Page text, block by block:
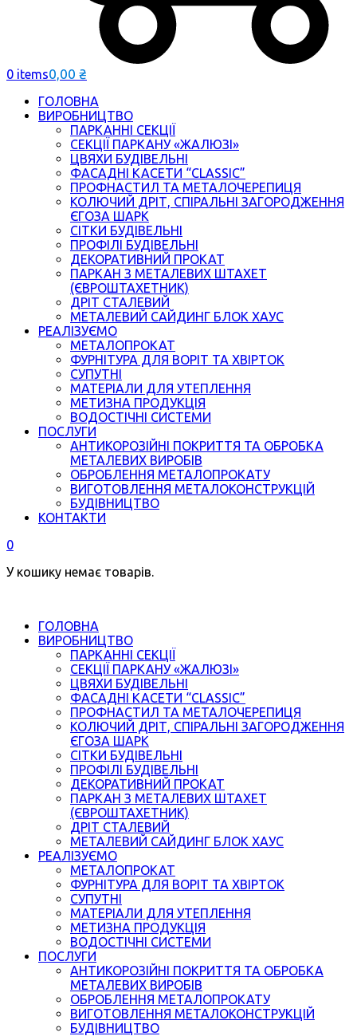
0 items0,00 ₴
ГОЛОВНА
ВИРОБНИЦТВО
ПАРКАННІ СЕКЦІЇ
СЕКЦІЇ ПАРКАНУ «ЖАЛЮЗІ»
ЦВЯХИ БУДІВЕЛЬНІ
ФАСАДНІ КАСЕТИ “CLASSIC”
ПРОФНАСТИЛ ТА МЕТАЛОЧЕРЕПИЦЯ
КОЛЮЧИЙ ДРІТ, СПІРАЛЬНІ ЗАГОРОДЖЕННЯ
ЄГОЗА ШАРК
СІТКИ БУДІВЕЛЬНІ
ПРОФІЛІ БУДІВЕЛЬНІ
ДЕКОРАТИВНИЙ ПРОКАТ
ПАРКАН З МЕТАЛЕВИХ ШТАХЕТ
(ЄВРОШТАХЕТНИК)
ДРІТ СТАЛЕВИЙ
МЕТАЛЕВИЙ САЙДИНГ БЛОК ХАУС
РЕАЛІЗУЄМО
МЕТАЛОПРОКАТ
ФУРНІТУРА ДЛЯ ВОРІТ ТА ХВІРТОК
СУПУТНІ
МАТЕРІАЛИ ДЛЯ УТЕПЛЕННЯ
МЕТИЗНА ПРОДУКЦІЯ
ВОДОСТІЧНІ СИСТЕМИ
ПОСЛУГИ
АНТИКОРОЗІЙНІ ПОКРИТТЯ ТА ОБРОБКА
МЕТАЛЕВИХ ВИРОБІВ
ОБРОБЛЕННЯ МЕТАЛОПРОКАТУ
ВИГОТОВЛЕННЯ МЕТАЛОКОНСТРУКЦІЙ
БУДІВНИЦТВО
КОНТАКТИ
0
У кошику немає товарів.
ГОЛОВНА
ВИРОБНИЦТВО
ПАРКАННІ СЕКЦІЇ
СЕКЦІЇ ПАРКАНУ «ЖАЛЮЗІ»
ЦВЯХИ БУДІВЕЛЬНІ
ФАСАДНІ КАСЕТИ “CLASSIC”
ПРОФНАСТИЛ ТА МЕТАЛОЧЕРЕПИЦЯ
КОЛЮЧИЙ ДРІТ, СПІРАЛЬНІ ЗАГОРОДЖЕННЯ
ЄГОЗА ШАРК
СІТКИ БУДІВЕЛЬНІ
ПРОФІЛІ БУДІВЕЛЬНІ
ДЕКОРАТИВНИЙ ПРОКАТ
ПАРКАН З МЕТАЛЕВИХ ШТАХЕТ
(ЄВРОШТАХЕТНИК)
ДРІТ СТАЛЕВИЙ
МЕТАЛЕВИЙ САЙДИНГ БЛОК ХАУС
РЕАЛІЗУЄМО
МЕТАЛОПРОКАТ
ФУРНІТУРА ДЛЯ ВОРІТ ТА ХВІРТОК
СУПУТНІ
МАТЕРІАЛИ ДЛЯ УТЕПЛЕННЯ
МЕТИЗНА ПРОДУКЦІЯ
ВОДОСТІЧНІ СИСТЕМИ
ПОСЛУГИ
АНТИКОРОЗІЙНІ ПОКРИТТЯ ТА ОБРОБКА
МЕТАЛЕВИХ ВИРОБІВ
ОБРОБЛЕННЯ МЕТАЛОПРОКАТУ
ВИГОТОВЛЕННЯ МЕТАЛОКОНСТРУКЦІЙ
БУДІВНИЦТВО